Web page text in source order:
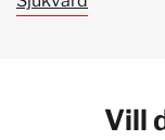
Vill